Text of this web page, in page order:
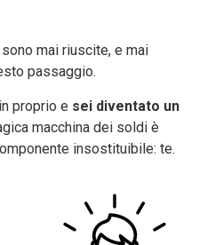
mai riuscite, e mai
passaggio.
proprio e sei diventato un
macchina dei soldi è
insostituibile: te.